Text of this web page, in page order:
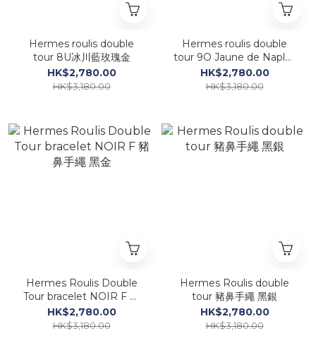
Hermes roulis double
tour 8U冰川藍玫瑰金
HK$2,780.00
HK$3,180.00
Hermes roulis double
tour 9O Jaune de Naples
FO 那不靳斯黃 /玫瑰金
HK$2,780.00
HK$3,180.00
Hermes Roulis Double
Tour bracelet NOIR F 豬
鼻手繩 黑金
HK$2,780.00
HK$3,180.00
Hermes Roulis double
tour 豬鼻手繩 黑銀
HK$2,780.00
HK$3,180.00